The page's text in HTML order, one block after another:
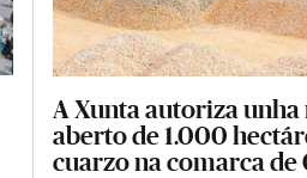
A Xunta autoriza unha
aberto de 1.000
cuarzo na comarca de